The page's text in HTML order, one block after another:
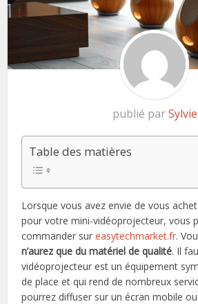
publié parSylvie
Table des matières
Lorsque vous avez envie de vous
pour votre mini-vidéoprojecteur, vous
commander sureasytechmarket.fr.
n’aurez que du matériel de qualité. Il
vidéoprojecteur est un équipement
de place et qui rend de nombreux
pourrez diffuser sur un écran mobile